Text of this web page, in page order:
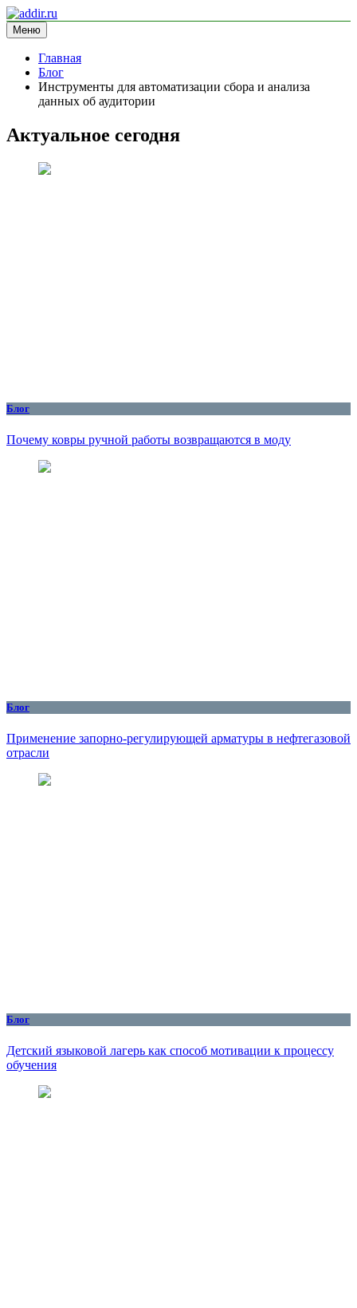
Перейти
к
содержимому
addir.ru
блог про маркетинг
Меню
Главная
Блог
Инструменты для автоматизации сбора и анализа
данных об аудитории
Актуальное сегодня
Блог
Почему ковры ручной работы возвращаются в моду
Блог
Применение запорно-регулирующей арматуры в нефтегазовой
отрасли
Блог
Детский языковой лагерь как способ мотивации к процессу
обучения